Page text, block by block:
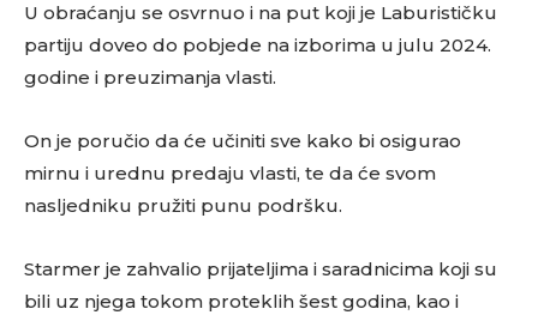
U obraćanju se osvrnuo i na put koji je Laburističku
partiju doveo do pobjede na izborima u julu 2024.
godine i preuzimanja vlasti.
On je poručio da će učiniti sve kako bi osigurao
mirnu i urednu predaju vlasti, te da će svom
nasljedniku pružiti punu podršku.
Starmer je zahvalio prijateljima i saradnicima koji su
bili uz njega tokom proteklih šest godina, kao i